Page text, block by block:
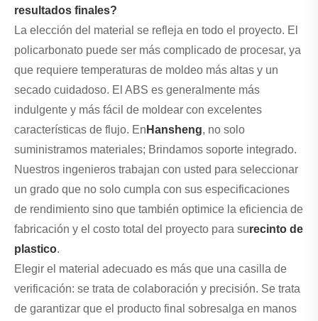
resultados finales?
La elección del material se refleja en todo el proyecto. El
policarbonato puede ser más complicado de procesar, ya
que requiere temperaturas de moldeo más altas y un
secado cuidadoso. El ABS es generalmente más
indulgente y más fácil de moldear con excelentes
características de flujo. En Hansheng, no solo
suministramos materiales; Brindamos soporte integrado.
Nuestros ingenieros trabajan con usted para seleccionar
un grado que no solo cumpla con sus especificaciones
de rendimiento sino que también optimice la eficiencia de
fabricación y el costo total del proyecto para surecinto de
plastico.
Elegir el material adecuado es más que una casilla de
verificación: se trata de colaboración y precisión. Se trata
de garantizar que el producto final sobresalga en manos